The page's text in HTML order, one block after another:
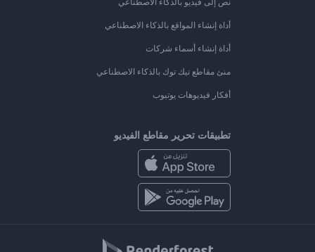
أداة إنشاء المواقع بالذكاء الاصطناعي
أداة إنشاء أسماء شركات
منئ مقاطع تيك توك بالذكاء الاصطناعي
أفكار فيديوهات يوتيوب
تطبيقات تحرير مقاطع الفيديو